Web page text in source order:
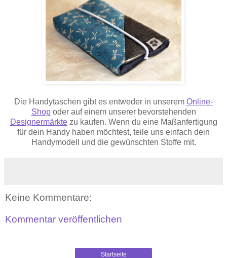
Die Handytaschen gibt es entweder in unserem Online-
Shopoder auf einem unserer bevorstehenden
Designermärktezu kaufen. Wenn du eine Maßanfertigung
für dein Handy haben möchtest, teile uns einfach dein
Handymodell und die gewünschten Stoffe mit.
Keine Kommentare:
Kommentar veröffentlichen
Startseite